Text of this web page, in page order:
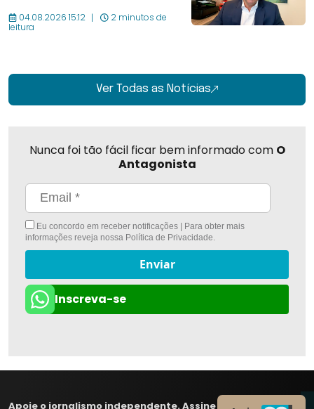
04.08.2026 15:12 2 minutos de
leitura
Ver Todas as Notícias
Nunca foi tão fácil ficar bem informado com O
Antagonista
Eu concordo em receber notificações | Para obter mais
informações reveja nossa Política de Privacidade
Enviar
Inscreva-se
Apoie o jornalismo independente. Assine